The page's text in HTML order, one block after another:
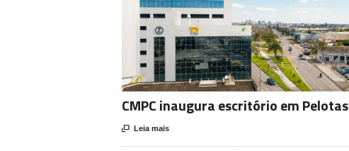
CMPC inaugura escritório em Pelotas
 Leia mais